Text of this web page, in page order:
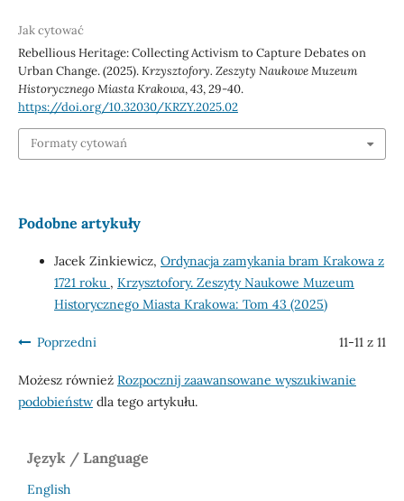
Jak cytować
Rebellious Heritage: Collecting Activism to Capture Debates on
Urban Change. (2025).Krzysztofory. Zeszyty Naukowe Muzeum
Historycznego Miasta Krakowa,43, 29-40.
https://doi.org/10.32030/KRZY.2025.02
Formaty cytowań
Podobne artykuły
Jacek Zinkiewicz, Ordynacja zamykania bram Krakowa z
1721 roku , Krzysztofory. Zeszyty Naukowe Muzeum
Historycznego Miasta Krakowa: Tom 43 (2025)
Poprzedni 11-11 z 11
Możesz również Rozpocznij zaawansowane wyszukiwanie
podobieństwdla tego artykułu.
Język / Language
English